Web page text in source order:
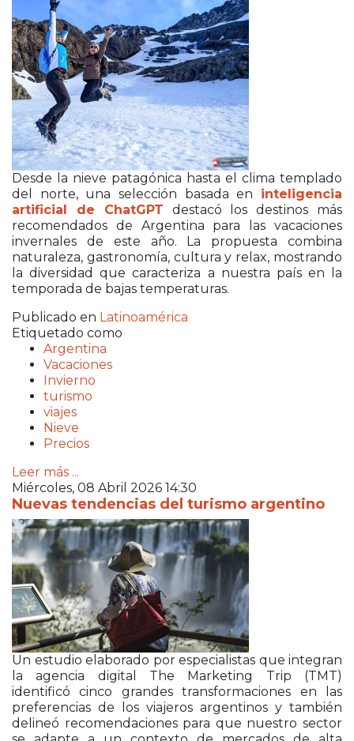
Desde la nieve patagónica hasta el clima templado
del norte, una selección basada en inteligencia
artificial de ChatGPT destacó los destinos más
recomendados de Argentina para las vacaciones
invernales de este año. La propuesta combina
naturaleza, gastronomía, cultura y relax, mostrando
la diversidad que caracteriza a nuestra país en la
temporada de bajas temperaturas.
Publicado en Latinoamérica
Etiquetado como
Argentina
Vacaciones
Invierno
turismo
viajes
Nieve
Precios
Leer más ...
Miércoles, 08 Abril 2026 14:30
Nuevas tendencias del turismo argentino
Un estudio elaborado por especialistas que integran
la agencia digital The Marketing Trip (TMT)
identificó cinco grandes transformaciones en las
preferencias de los viajeros argentinos y también
delineó recomendaciones para que nuestro sector